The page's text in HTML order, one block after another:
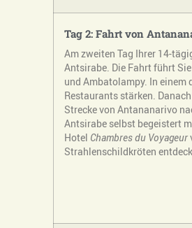
Tag 2: Fahrt von
Am zweiten Tag Ihrer 14-
Antsirabe. Die Fahrt führt
und Ambatolampy. In einem
Restaurants stärken.
Strecke von Antananarivo
Antsirabe selbst begeistert
Hotel Chambres du Voyageur
Strahlenschildkröten